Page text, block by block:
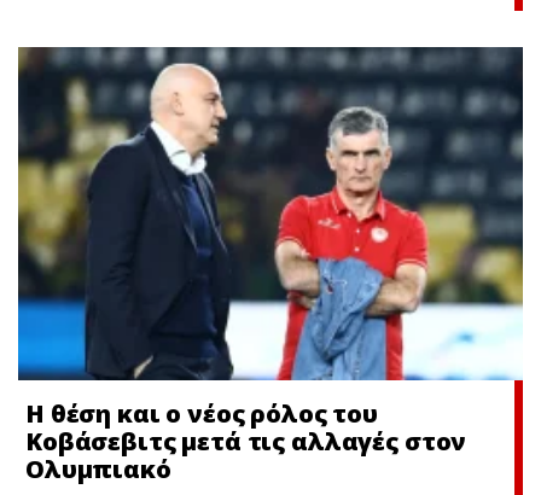
Η θέση και ο νέος ρόλος του
Κοβάσεβιτς μετά τις αλλαγές στον
Ολυμπιακό